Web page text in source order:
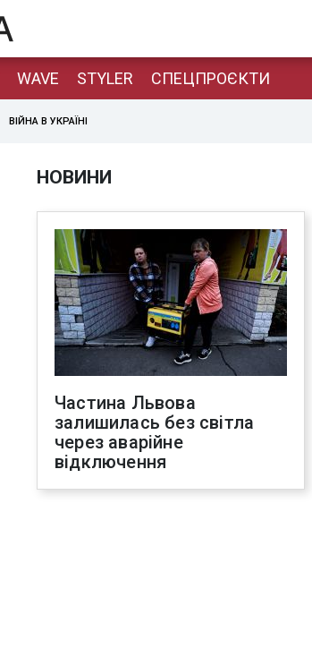
WAVE STYLER СПЕЦПРОЄКТИ
ВІЙНА В УКРАЇНІ
НОВИНИ
Частина Львова
залишилась без світла
через аварійне
відключення